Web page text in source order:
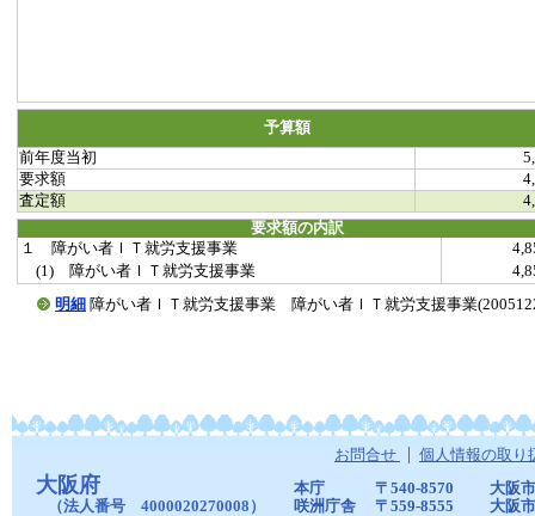
予算額
前年度当初
要求額
査定額
要求額の内訳
１ 障がい者ＩＴ就労支援事業
(1) 障がい者ＩＴ就労支援事業
明細 障がい者ＩＴ就労支援事業 障がい者ＩＴ就労支援事業
お問合せ 個人情報の取り
大阪府
（法人番号 4000020270008）
本庁 〒540-8570
大阪
咲洲庁舎
〒559-8555
大阪